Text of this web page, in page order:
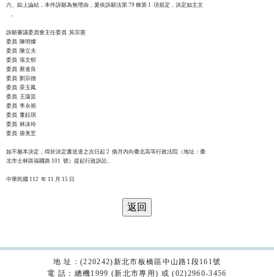
六、綜上論結，本件訴願為無理由，爰依訴願法第 79 條第 1  項規定，決定如主文
    。
訴願審議委員會主任委員  吳宗憲
委員  陳明燦
委員  陳立夫
委員  張文郁
委員  蔡進良
委員  劉宗德
委員  景玉鳳
委員  王藹芸
委員  李永裕
委員  董鈺琪
委員  林泳玲
委員  唐美芝
如不服本決定，得於決定書送達之次日起 2  個月內向臺北高等行政法院（地址：臺
北市士林區福國路 101  號）提起行政訴訟。
地 址：(220242)新北市板橋區中山路1段161號
電 話：總機1999 (新北市專用) 或 (02)2960-3456